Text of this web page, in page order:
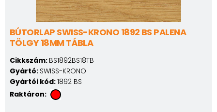
BÚTORLAP SWISS-KRONO 1892 BS PALENA
TÖLGY 18MM TÁBLA
Cikkszám: BS1892BS18TB
Gyártó: SWISS-KRONO
Gyártói kód:1892 BS
Raktáron: